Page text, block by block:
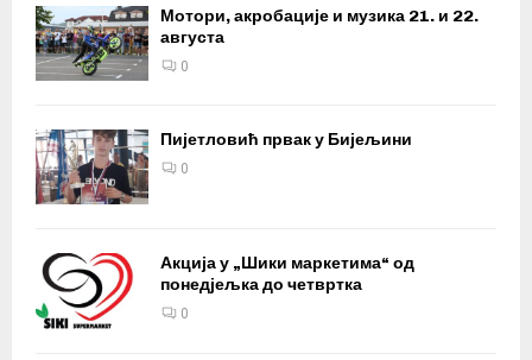
Мотори, акробације и музика 21. и 22.
августа
0
Пијетловић првак у Бијељини
0
Акција у „Шики маркетима“ од
понедјељка до четвртка
0